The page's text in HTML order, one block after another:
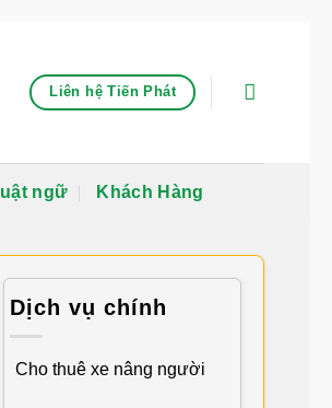
Liên hệ Tiến Phát
ngữ Khách Hàng
Dịch vụ chính
Cho thuê xe nâng người